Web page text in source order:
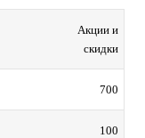
Акции и
скидки
700
100